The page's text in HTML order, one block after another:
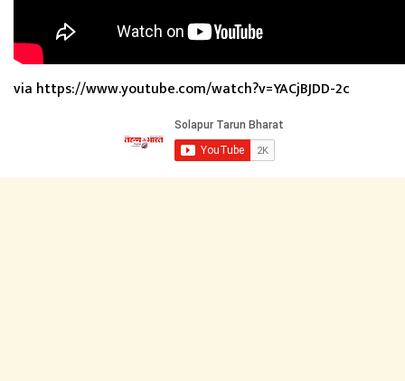
via https://www.youtube.com/watch?v=YACjBJDD-2c